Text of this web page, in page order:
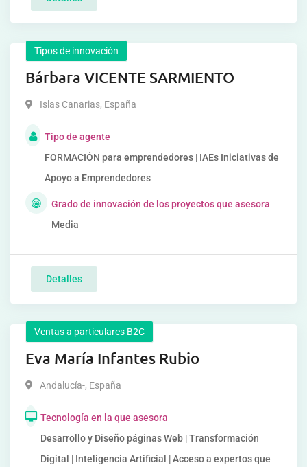
Tipos de innovación
Bárbara VICENTE SARMIENTO
Islas Canarias, España
Tipo de agente
FORMACIÓN para emprendedores | IAEs Iniciativas de
Apoyo a Emprendedores
Grado de innovación de los proyectos que asesora
Media
Detalles
Ventas a particulares B2C
Eva María Infantes Rubio
Andalucía-, España
Tecnología en la que asesora
Desarrollo y Diseño páginas Web | Transformación
Digital | Inteligencia Artificial | Acceso a expertos que